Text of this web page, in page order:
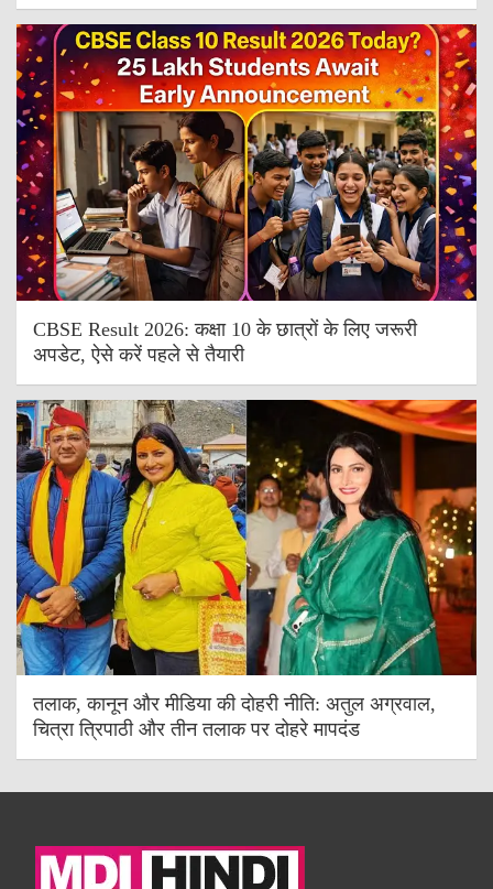
CBSE Result 2026: कक्षा 10 के छात्रों के लिए जरूरी
अपडेट, ऐसे करें पहले से तैयारी
तलाक, कानून और मीडिया की दोहरी नीति: अतुल अग्रवाल,
चित्रा त्रिपाठी और तीन तलाक पर दोहरे मापदंड